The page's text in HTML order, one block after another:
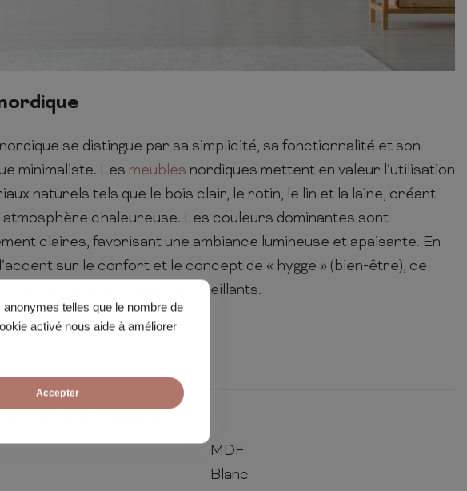
telles que le nombre de
activé nous aide à améliorer
Accepter
se distingue par sa simplicité, sa fonctionnalité et son
minimaliste. Les meubles nordiques mettent en valeur l’utilisation
naturels tels que le bois clair, le rotin, le lin et la laine, créant
atmosphère chaleureuse. Les couleurs dominantes sont
claires, favorisant une ambiance lumineuse et apaisante. En
sur le confort et le concept de « hygge » (bien-être), ce
des espaces intérieurs accueillants.
DU PRODUIT
MDF
Blanc